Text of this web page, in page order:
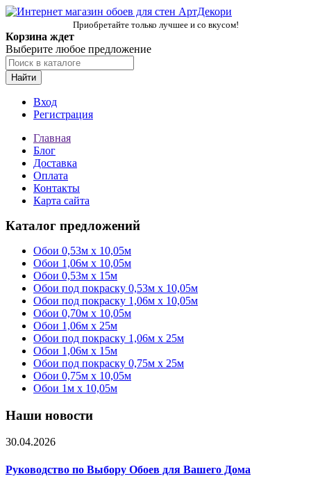
Приобретайте только лучшее и со вкусом!
Корзина ждет
Выберите любое предложение
Найти
Вход
Регистрация
Главная
Блог
Доставка
Оплата
Контакты
Карта сайта
Каталог предложений
Обои 0,53м x 10,05м
Обои 1,06м х 10,05м
Обои 0,53м x 15м
Обои под покраску 0,53м x 10,05м
Обои под покраску 1,06м х 10,05м
Обои 0,70м x 10,05м
Обои 1,06м x 25м
Обои под покраску 1,06м x 25м
Обои 1,06м x 15м
Обои под покраску 0,75м x 25м
Обои 0,75м x 10,05м
Обои 1м х 10,05м
Наши новости
30.04.2026
Руководство по Выбору Обоев для Вашего Дома